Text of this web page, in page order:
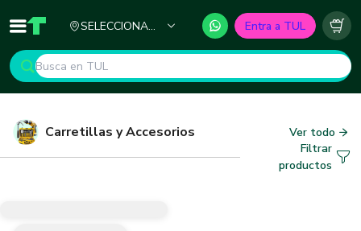
Inicio TUL - Tu Marketplace de Construcción
SELECCIONA
Entra a TUL
Carretillas y Accesorios
Ver todo
Filtrar
productos